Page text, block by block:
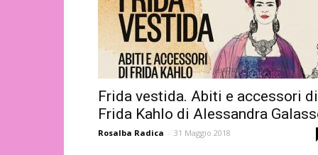
Frida vestida. Abiti e accessori di
Frida Kahlo di Alessandra
Rosalba Radica - 31 Maggio 2018